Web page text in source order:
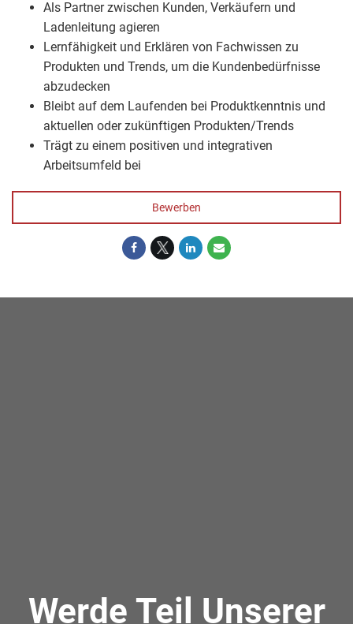
Als Partner zwischen Kunden, Verkäufern und
Ladenleitung agieren
Lernfähigkeit und Erklären von Fachwissen zu
Produkten und Trends, um die Kundenbedürfnisse
abzudecken
Bleibt auf dem Laufenden bei Produktkenntnis und
aktuellen oder zukünftigen Produkten/Trends
Trägt zu einem positiven und integrativen
Arbeitsumfeld bei
Bewerben
Werde Teil Unserer